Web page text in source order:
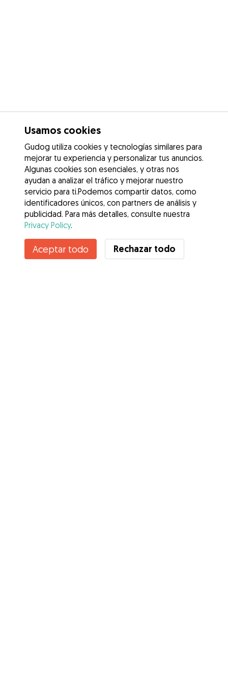
Usamos cookies
Gudog utiliza cookies y tecnologías similares para
mejorar tu experiencia y personalizar tus anuncios.
Algunas cookies son esenciales, y otras nos
ayudan a analizar el tráfico y mejorar nuestro
servicio para ti.Podemos compartir datos, como
identificadores únicos, con partners de análisis y
publicidad. Para más detalles, consulte nuestra
Privacy Policy.
Aceptar todo Rechazar todo